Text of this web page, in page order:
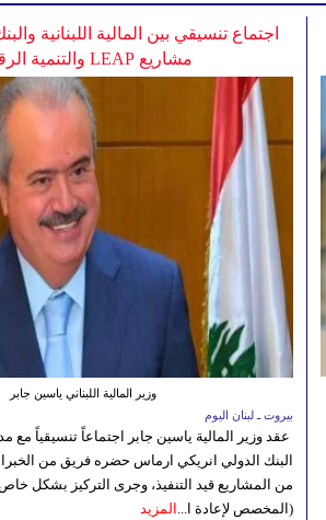
اجتماع تنسيقي بين المالية اللبنانية
مشاريع LEAP والتنمية الرقمية
وزير المالية اللبناني ياسين جابر
بيروت ـ لبنان اليوم
عقد وزير المالية ياسين جابر اجتماعاً تنسيقياً
البنك الدولي انريكي ارماس حضره فريق من
(المخصص لإعادة ا... المزيد